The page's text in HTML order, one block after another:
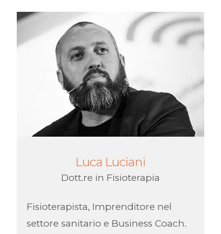
Luca Luciani
Dott.re in Fisioterapia
Fisioterapista, Imprenditore nel
settore sanitario e Business Coach.